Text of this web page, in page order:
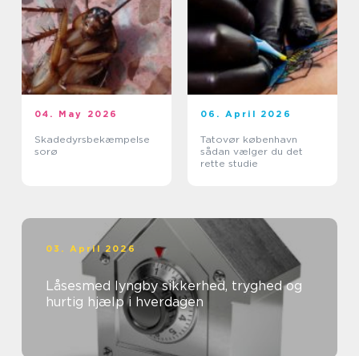
04. May 2026
Skadedyrsbekæmpelse
sorø
06. April 2026
Tatovør københavn
sådan vælger du det
rette studie
03. April 2026
Låsesmed lyngby sikkerhed, tryghed og
hurtig hjælp i hverdagen